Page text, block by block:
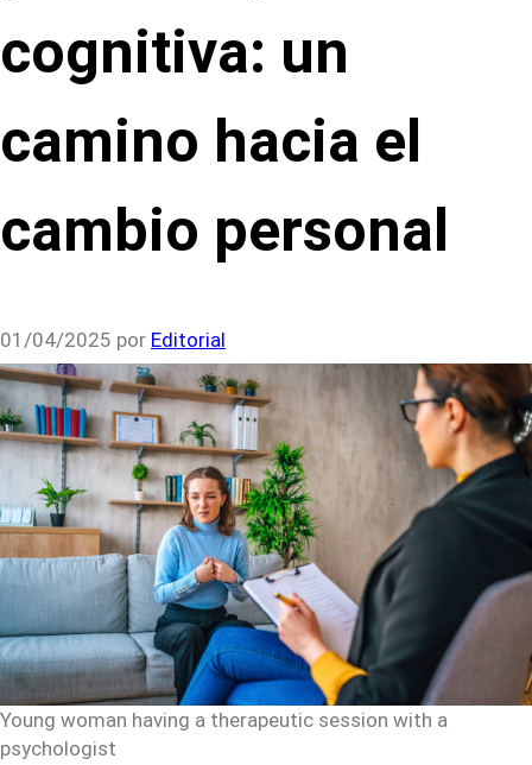
cognitiva: un
camino hacia el
cambio personal
01/04/2025 por Editorial
Young woman having a therapeutic session with a
psychologist